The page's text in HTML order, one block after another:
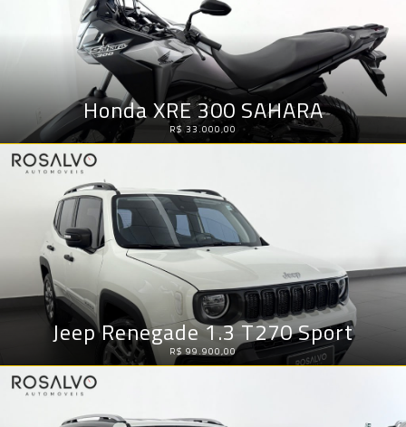
Honda XRE 300 SAHARA
R$ 33.000,00
Jeep Renegade 1.3 T270 Sport
R$ 99.900,00